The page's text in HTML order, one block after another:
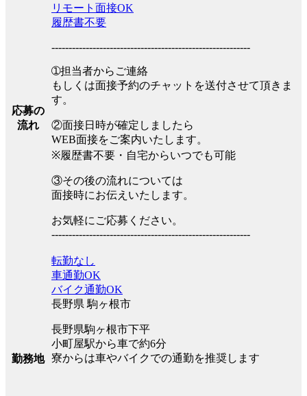
応募の
流れ
リモート面接OK
履歴書不要
----------------------------------------------------------
➀担当者からご連絡
もしくは面接予約のチャットを送付させて頂きま
す。
②面接日時が確定しましたら
WEB面接をご案内いたします。
※履歴書不要・自宅からいつでも可能
③その後の流れについては
面接時にお伝えいたします。
お気軽にご応募ください。
----------------------------------------------------------
勤務地
転勤なし
車通勤OK
バイク通勤OK
長野県 駒ヶ根市
長野県駒ヶ根市下平
小町屋駅から車で約6分
寮からは車やバイクでの通勤を推奨します